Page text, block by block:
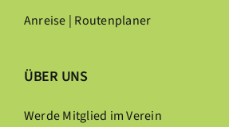
Anreise | Routenplaner
ÜBER UNS
Werde Mitglied im Verein